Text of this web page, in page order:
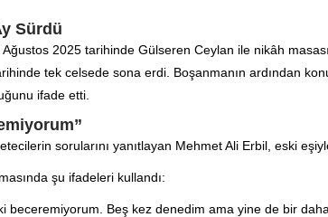
Sürdü
2025 tarihinde Gülseren Ceylan ile nikâh
tek celsede sona erdi. Boşanmanın ardından
ifade etti.
sorularını yanıtlayan Mehmet Ali Erbil, eski
şu ifadeleri kullandı:
beceremiyorum. Beş kez denedim ama yine de bir